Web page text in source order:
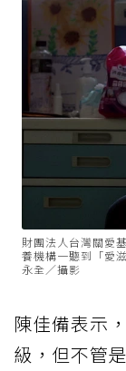
財團法人台灣關愛
養機構一聽到「愛
永全／攝影
陳佳備表示
級，但不管